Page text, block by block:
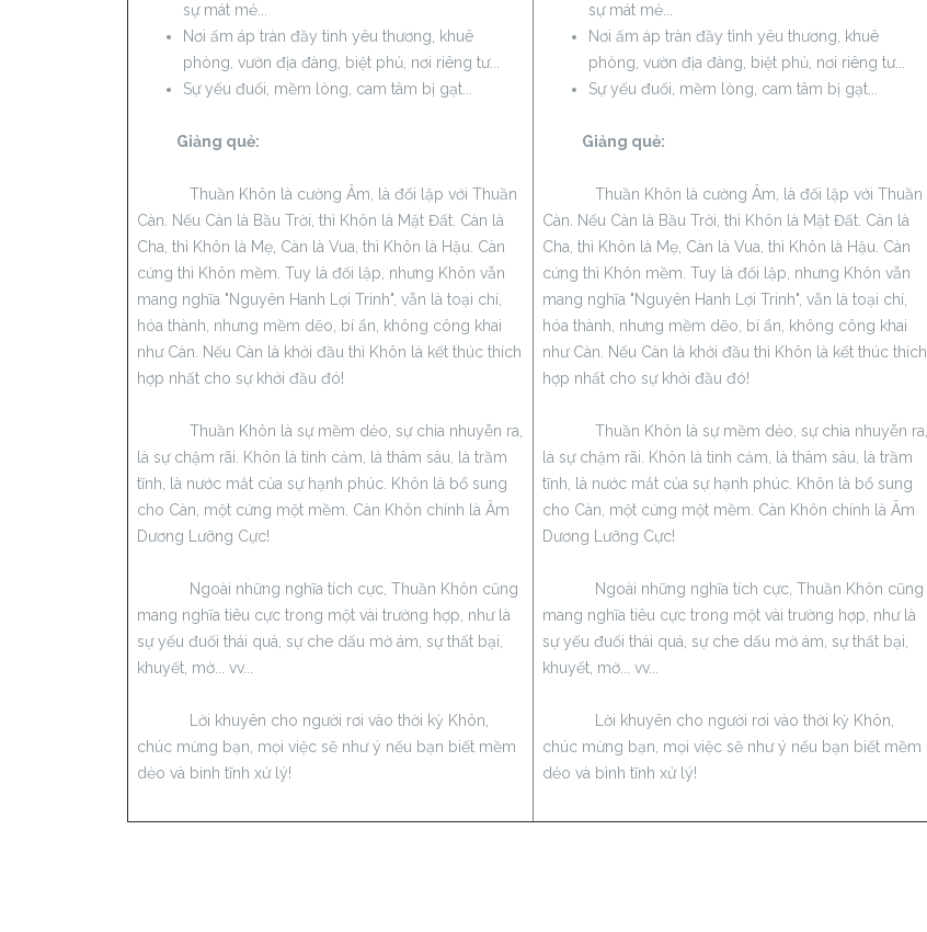
sự mát mẻ...
Nơi ấm áp tràn đầy tình yêu thương, khuê
phòng, vườn địa đàng, biệt phủ, nơi riêng tư...
Sự yếu đuối, mềm lòng, cam tâm bị gạt...
Giảng quẻ:
Thuần Khôn là cường Âm, là đối lập với Thuần
Càn. Nếu Càn là Bầu Trời, thì Khôn là Mặt Đất. Càn là
Cha, thì Khôn là Mẹ, Càn là Vua, thì Khôn là Hậu. Càn
cứng thì Khôn mềm. Tuy là đối lập, nhưng Khôn vẫn
mang nghĩa "Nguyên Hanh Lợi Trinh", vẫn là toại chí,
hóa thành, nhưng mềm dẽo, bí ẩn, không công khai
như Càn. Nếu Càn là khởi đầu thì Khôn là kết thúc thích
hợp nhất cho sự khởi đầu đó!
Thuần Khôn là sự mềm dẻo, sự chia nhuyễn ra,
là sự chậm rãi. Khôn là tình cảm, là thâm sâu, là trầm
tĩnh, là nước mắt của sự hạnh phúc. Khôn là bổ sung
cho Càn, một cứng một mềm. Càn Khôn chính là Âm
Dương Lưỡng Cực!
Ngoài những nghĩa tích cực, Thuần Khôn cũng
mang nghĩa tiêu cực trong một vài trường hợp, như là
sự yếu đuối thái quá, sự che dấu mờ ám, sự thất bại,
khuyết, mờ... vv...
Lời khuyên cho người rơi vào thời kỳ Khôn,
chúc mừng bạn, mọi việc sẽ như ý nếu bạn biết mềm
dẻo và bình tĩnh xử lý!
sự mát mẻ...
Nơi ấm áp tràn đầy tình yêu thương, khuê
phòng, vườn địa đàng, biệt phủ, nơi riêng tư...
Sự yếu đuối, mềm lòng, cam tâm bị gạt...
Giảng quẻ:
Thuần Khôn là cường Âm, là đối lập với Thuần
Càn. Nếu Càn là Bầu Trời, thì Khôn là Mặt Đất. Càn là
Cha, thì Khôn là Mẹ, Càn là Vua, thì Khôn là Hậu. Càn
cứng thì Khôn mềm. Tuy là đối lập, nhưng Khôn vẫn
mang nghĩa "Nguyên Hanh Lợi Trinh", vẫn là toại chí,
hóa thành, nhưng mềm dẽo, bí ẩn, không công khai
như Càn. Nếu Càn là khởi đầu thì Khôn là kết thúc thích
hợp nhất cho sự khởi đầu đó!
Thuần Khôn là sự mềm dẻo, sự chia nhuyễn ra,
là sự chậm rãi. Khôn là tình cảm, là thâm sâu, là trầm
tĩnh, là nước mắt của sự hạnh phúc. Khôn là bổ sung
cho Càn, một cứng một mềm. Càn Khôn chính là Âm
Dương Lưỡng Cực!
Ngoài những nghĩa tích cực, Thuần Khôn cũng
mang nghĩa tiêu cực trong một vài trường hợp, như là
sự yếu đuối thái quá, sự che dấu mờ ám, sự thất bại,
khuyết, mờ... vv...
Lời khuyên cho người rơi vào thời kỳ Khôn,
chúc mừng bạn, mọi việc sẽ như ý nếu bạn biết mềm
dẻo và bình tĩnh xử lý!